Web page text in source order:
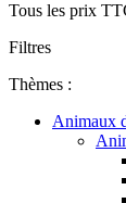
Tous les prix
Filtres
Thèmes :
Animaux